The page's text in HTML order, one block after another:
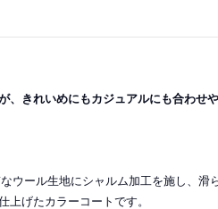
、きれいめにもカジュアルにも合わせ
ウール生地にシャルム加工を施し、滑
上げたカラーコートです。